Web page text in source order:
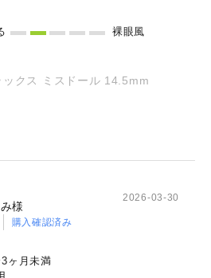
裸眼風
ックス ミスドール 14.5mm
み様
購入確認済み
2026-03-30
ヶ月未満